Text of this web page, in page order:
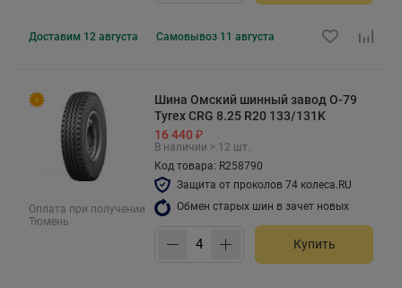
Доставим 12 августа Самовывоз 11 августа
Оплата при получении
Тюмень
Шина Омский шинный завод О-79
Tyrex CRG 8.25 R20 133/131K
16 440 ₽
В наличии > 12 шт.
Код товара: R258790
Защита от проколов 74 колеса.RU
Обмен старых шин в зачет новых
Купить